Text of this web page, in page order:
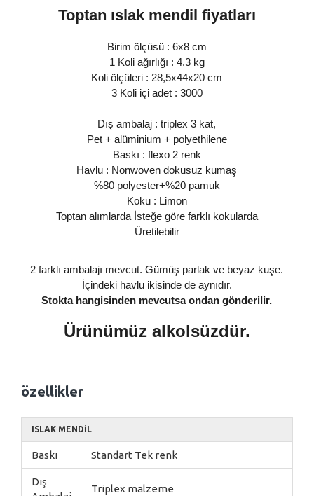
Toptan ıslak mendil fiyatları
Birim ölçüsü : 6x8 cm
1 Koli ağırlığı : 4.3 kg
Koli ölçüleri : 28,5x44x20 cm
3 Koli içi adet : 3000
Dış ambalaj : triplex 3 kat,
Pet + alüminium + polyethilene
Baskı : flexo 2 renk
Havlu : Nonwoven dokusuz kumaş
%80 polyester+%20 pamuk
Koku : Limon
Toptan alımlarda İsteğe göre farklı kokularda
Üretilebilir
2 farklı ambalajı mevcut. Gümüş parlak ve beyaz kuşe.
İçindeki havlu ikisinde de aynıdır.
Stokta hangisinden mevcutsa ondan gönderilir.
Ürünümüz alkolsüzdür.
özellikler
ISLAK MENDIL
Baskı Standart Tek renk
Dış
Triplex malzeme